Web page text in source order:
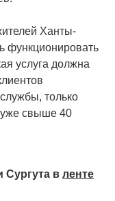
Ханты-
функционировать
услуга должна
только
уже свыше 40
Сургута в ленте